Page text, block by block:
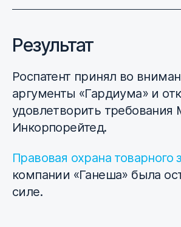
Результат
Роспатент принял во
аргументы «Гардиума» и
удовлетворить требования
Инкорпорейтед.
Правовая охрана товарного
компании «Ганеша» была
силе.